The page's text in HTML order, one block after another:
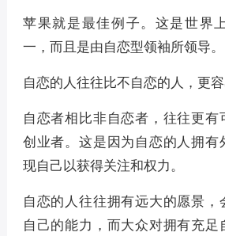
苹果就是最佳例子。这是世界
一，而且是由自恋型领袖所领导。
自恋的人往往比不自恋的人，更容
自恋者相比非自恋者，往往更
创业者。这是因为自恋的人拥有
现自己以获得关注和权力。
自恋的人往往拥有远大的愿景，
自己的能力，而大众对拥有充足